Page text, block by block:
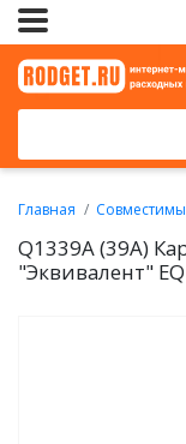
Главная
и МФУ HP
Q1339A (39A)
"Эквивалент"